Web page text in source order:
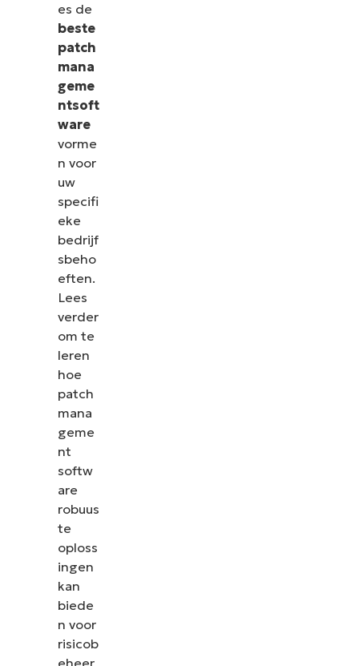
es de
beste
patch
mana
geme
ntsoft
ware
vorme
n voor
uw
specifi
eke
bedrijf
sbeho
eften.
Lees
verder
om te
leren
hoe
patch
mana
geme
nt
softw
are
robuus
te
oploss
ingen
kan
biede
n voor
risicob
eheer